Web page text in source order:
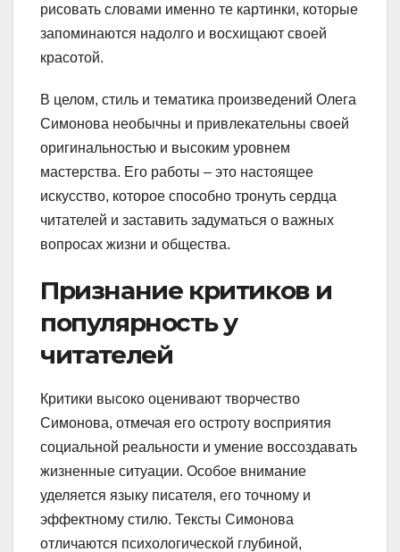
рисовать словами именно те картинки, которые
запоминаются надолго и восхищают своей
красотой.
В целом, стиль и тематика произведений Олега
Симонова необычны и привлекательны своей
оригинальностью и высоким уровнем
мастерства. Его работы – это настоящее
искусство, которое способно тронуть сердца
читателей и заставить задуматься о важных
вопросах жизни и общества.
Признание критиков и
популярность у
читателей
Критики высоко оценивают творчество
Симонова, отмечая его остроту восприятия
социальной реальности и умение воссоздавать
жизненные ситуации. Особое внимание
уделяется языку писателя, его точному и
эффектному стилю. Тексты Симонова
отличаются психологической глубиной,